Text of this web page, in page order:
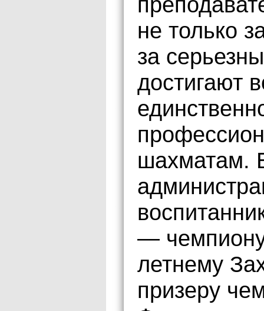
не только
за
достигают
шахматам.
—
летнему
призеру